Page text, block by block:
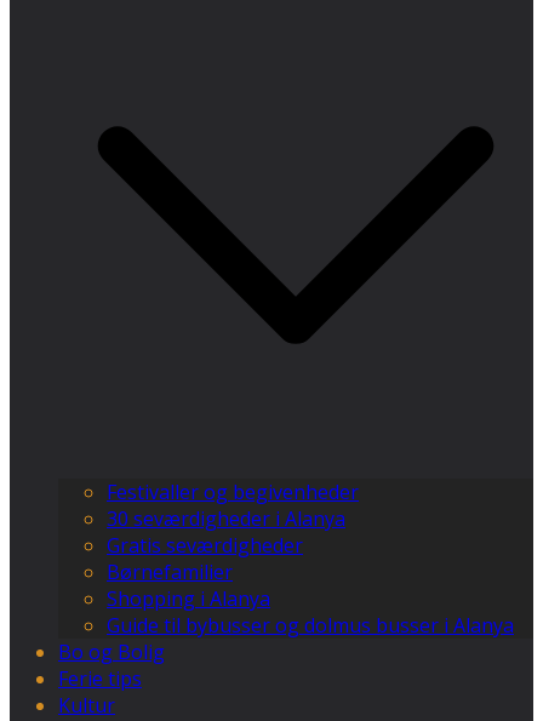
Festivaller og begivenheder
30 seværdigheder i Alanya
Gratis seværdigheder
Børnefamilier
Shopping i Alanya
Guide til bybusser og dolmus busser i Alanya
Bo og Bolig
Ferie tips
Kultur